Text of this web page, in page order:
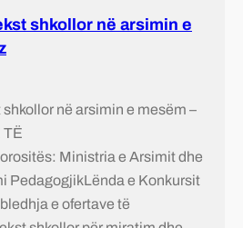
shkollor në arsimin e
në arsimin e mesëm –
TË
Ministria e Arsimit dhe
PedagogjikLënda e Konkursit
e ofertave të